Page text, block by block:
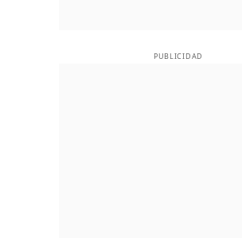
PUBLICIDAD